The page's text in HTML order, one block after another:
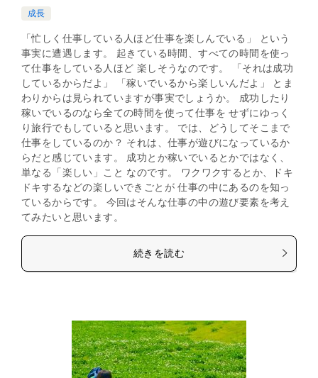
成長
「忙しく仕事している人ほど仕事を楽しんでいる」 という
事実に遭遇します。 起きている時間、すべての時間を使っ
て仕事をしている人ほど 楽しそうなのです。 「それは成功
しているからだよ」 「稼いでいるから楽しいんだよ」 とま
わりからは見られていますが事実でしょうか。 成功したり
稼いでいるのなら全ての時間を使って仕事を せずにゆっく
り旅行でもしていると思います。 では、どうしてそこまで
仕事をしているのか？ それは、仕事が遊びになっているか
らだと感じています。 成功とか稼いでいるとかではなく、
単なる「楽しい」こと なのです。 ワクワクするとか、ドキ
ドキするなどの楽しいできごとが 仕事の中にあるのを知っ
ているからです。 今回はそんな仕事の中の遊び要素を考え
てみたいと思います。
続きを読む